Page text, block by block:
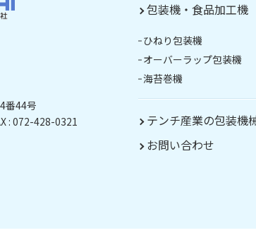
番44号
: 072-428-0321
包装機・食品加工機
ひねり包装機
オーバーラップ包装機
海苔巻機
テンチ産業の包装機
お問い合わせ